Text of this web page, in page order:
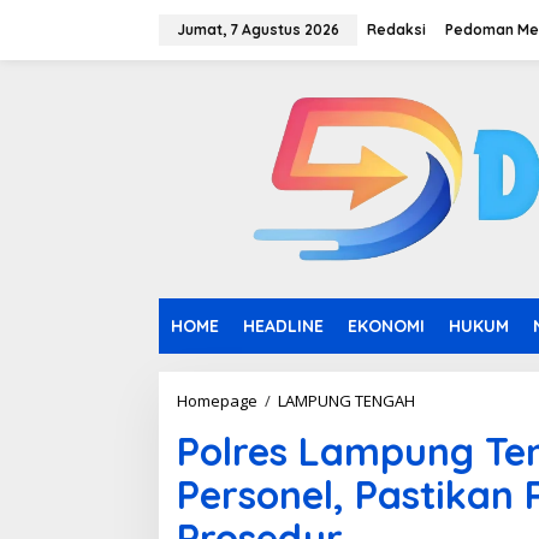
Jumat, 7 Agustus 2026 Redaksi Pedoman
HOME HEADLINE EKONOMI HUKUM
Homepage / LAMPUNG TENGAH
r
e
s
Polres Lampung
Personel, Pastikan